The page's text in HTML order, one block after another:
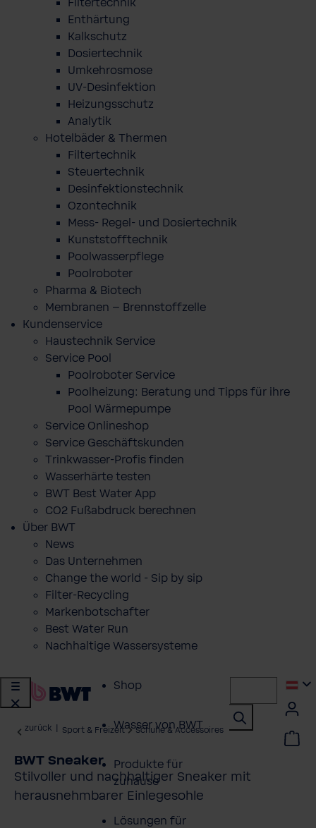
Filtertechnik
Enthärtung
Kalkschutz
Dosiertechnik
Umkehrosmose
UV-Desinfektion
Heizungsschutz
Analytik
Hotelbäder & Thermen
Filtertechnik
Steuertechnik
Desinfektionstechnik
Ozontechnik
Mess- Regel- und Dosiertechnik
Kunststofftechnik
Poolwasserpflege
Poolroboter
Pharma & Biotech
Membranen – Brennstoffzelle
Kundenservice
Haustechnik Service
Service Pool
Poolroboter Service
Poolheizung: Beratung und Tipps für ihre
Pool Wärmepumpe
Service Onlineshop
Service Geschäftskunden
Trinkwasser-Profis finden
Wasserhärte testen
BWT Best Water App
CO2 Fußabdruck berechnen
Über BWT
News
Das Unternehmen
Change the world - Sip by sip
Filter-Recycling
Markenbotschafter
Best Water Run
Nachhaltige Wassersysteme
Shop
Wasser von BWT
Produkte für
zuhause
Lösungen für
zurück Sport & Freizeit Schuhe & Accessoires
BWT Sneaker
Stilvoller und nachhaltiger Sneaker mit
herausnehmbarer Einlegesohle